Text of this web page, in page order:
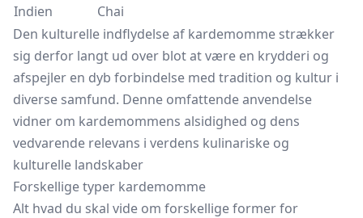
Indien
Chai
Den kulturelle indflydelse af kardemomme strækker
sig derfor langt ud over blot at være en krydderi og
afspejler en dyb forbindelse med tradition og kultur i
diverse samfund. Denne omfattende anvendelse
vidner om kardemommens alsidighed og dens
vedvarende relevans i verdens kulinariske og
kulturelle landskaber
Forskellige typer kardemomme
Alt hvad du skal vide om forskellige former for